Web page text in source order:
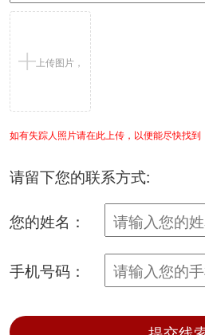
上传图片，
如有失踪人照片请在此上传，以便能尽快找
请留下您的联系方式:
您的姓名：
手机号码：